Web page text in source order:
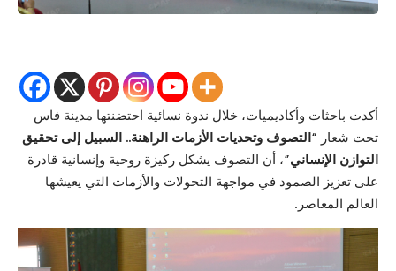
أكدت باحثات وأكاديميات، خلال ندوة نسائية احتضنتها مدينة فاس
تحت شعار “التصوف وتحديات الأزمات الراهنة.. السبيل إلى تحقيق
التوازن الإنساني”، أن التصوف يشكل ركيزة روحية وإنسانية قادرة
على تعزيز الصمود في مواجهة التحولات والأزمات التي يعيشها
العالم المعاصر.